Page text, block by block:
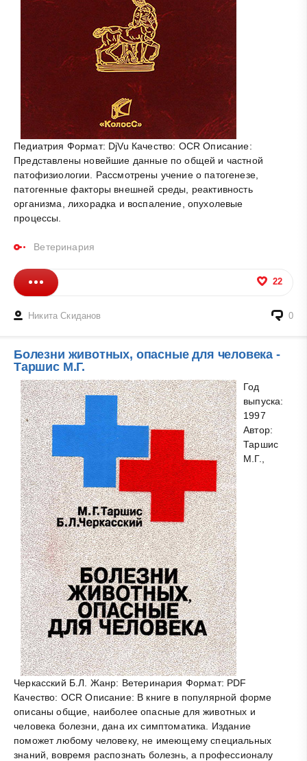
Педиатрия Формат: DjVu Качество: OCR Описание:
Представлены новейшие данные по общей и частной
патофизиологии. Рассмотрены учение о патогенезе,
патогенные факторы внешней среды, реактивность
организма, лихорадка и воспаление, опухолевые
процессы.
Ветеринария
22
Никита Скиданов 0
Болезни животных, опасные для человека -
Таршис М.Г.
Год
выпуска:
1997
Автор:
Таршис
М.Г.,
Черкасский Б.Л. Жанр: Ветеринария Формат: PDF
Качество: OCR Описание: В книге в популярной форме
описаны общие, наиболее опасные для животных и
человека болезни, дана их симптоматика. Издание
поможет любому человеку, не имеющему специальных
знаний, вовремя распознать болезнь, а профессионалу